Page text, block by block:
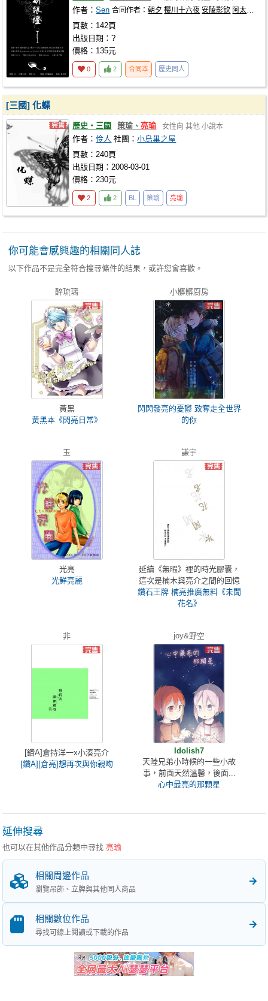
作者：Sen 合同作者：朝夕 樱川十六夜 安陵影钦 阿太菌
頁數：142頁
出版日期：?
價格：135元
0 2 合同本 歷史同人
[三國] 化蝶
歷史‧三國 策瑜、亮瑜 女性向 其他 小說本
作者：伶人 社團：小鳥巢之屋
頁數：240頁
出版日期：2008-03-01
價格：230元
2 2 BL 策瑜 亮瑜
你可能會感興趣的相關同人誌
以下作品不是完全符合搜尋條件的結果，或許您會喜歡。
醉琉璃
黃黑
黃黑本《閃亮日常》
小髒髒廚房
閃閃發亮的憂鬱 致奪走全世界
的你
玉
光亮
光鮮亮麗
謙宇
延續《無暇》裡的時光膠囊，
這次是楠木與亮介之間的回憶
鑽石王牌 楠亮推廣無料《未聞
花名》
非
[鑽A]倉持洋一x小湊亮介
[鑽A][倉亮]想再次與你親吻
joy&野空
Idolish7
天陸兄弟小時候的一些小故
事，前面天然溫馨，後面...
心中最亮的那顆星
延伸搜尋
也可以在其他作品分類中尋找亮瑜
相關周邊作品
瀏覽吊飾、立牌與其他同人商品
相關數位作品
尋找可線上閱讀或下載的作品